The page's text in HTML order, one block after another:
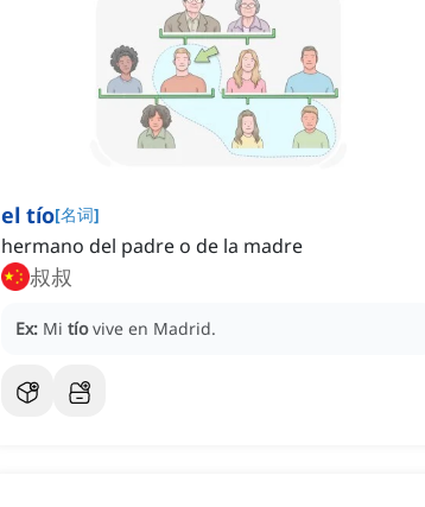
el tío[名词]
hermano del padre o de la madre
叔叔
Ex: Mi tío vive en Madrid.